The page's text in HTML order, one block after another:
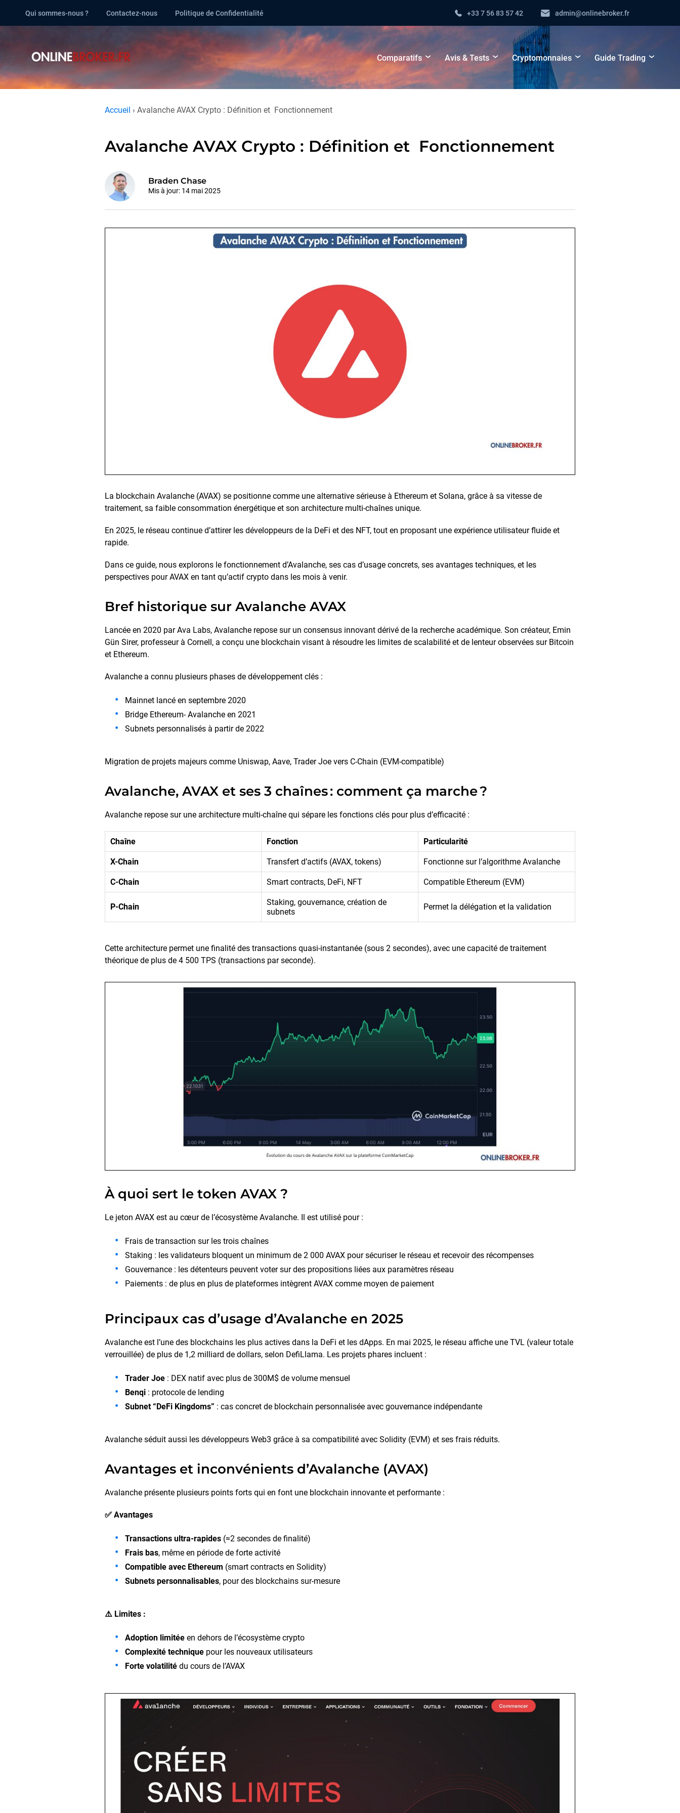
Qui sommes-nous ? Contactez-nous Politique de Confidentialité +33 7 56 83 57 42 admin@onlinebroker.fr
Comparatifs Avis & Tests Cryptomonnaies Guide Trading
Accueil › Avalanche AVAX Crypto : Définition et Fonctionnement
Avalanche AVAX Crypto : Définition et Fonctionnement
Braden Chase
Mis à jour: 14 mai 2025
La blockchain Avalanche (AVAX) se positionne comme une alternative sérieuse à Ethereum et Solana, grâce à sa vitesse de
traitement, sa faible consommation énergétique et son architecture multi-chaînes unique.
En 2025, le réseau continue d’attirer les développeurs de la DeFi et des NFT, tout en proposant une expérience utilisateur fluide et
rapide.
Dans ce guide, nous explorons le fonctionnement d’Avalanche, ses cas d’usage concrets, ses avantages techniques, et les
perspectives pour AVAX en tant qu’actif crypto dans les mois à venir.
Bref historique sur Avalanche AVAX
Lancée en 2020 par Ava Labs, Avalanche repose sur un consensus innovant dérivé de la recherche académique. Son créateur, Emin
Gün Sirer, professeur à Cornell, a conçu une blockchain visant à résoudre les limites de scalabilité et de lenteur observées sur Bitcoin
et Ethereum.
Avalanche a connu plusieurs phases de développement clés :
Mainnet lancé en septembre 2020
Bridge Ethereum- Avalanche en 2021
Subnets personnalisés à partir de 2022
Migration de projets majeurs comme Uniswap, Aave, Trader Joe vers C-Chain (EVM-compatible)
Avalanche, AVAX et ses 3 chaînes : comment ça marche ?
Avalanche repose sur une architecture multi-chaîne qui sépare les fonctions clés pour plus d’efficacité :
Chaîne Fonction Particularité
X-Chain Transfert d’actifs (AVAX, tokens) Fonctionne sur l’algorithme Avalanche
C-Chain Smart contracts, DeFi, NFT Compatible Ethereum (EVM)
P-Chain
Staking, gouvernance, création de
subnets
Permet la délégation et la validation
Cette architecture permet une finalité des transactions quasi-instantanée (sous 2 secondes), avec une capacité de traitement
théorique de plus de 4 500 TPS (transactions par seconde).
À quoi sert le token AVAX ?
Le jeton AVAX est au cœur de l’écosystème Avalanche. Il est utilisé pour :
Frais de transaction sur les trois chaînes
Staking : les validateurs bloquent un minimum de 2 000 AVAX pour sécuriser le réseau et recevoir des récompenses
Gouvernance : les détenteurs peuvent voter sur des propositions liées aux paramètres réseau
Paiements : de plus en plus de plateformes intègrent AVAX comme moyen de paiement
Principaux cas d’usage d’Avalanche en 2025
Avalanche est l’une des blockchains les plus actives dans la DeFi et les dApps. En mai 2025, le réseau affiche une TVL (valeur totale
verrouillée) de plus de 1,2 milliard de dollars, selon DefiLlama. Les projets phares incluent :
Trader Joe : DEX natif avec plus de 300M$ de volume mensuel
Benqi : protocole de lending
Subnet “DeFi Kingdoms” : cas concret de blockchain personnalisée avec gouvernance indépendante
Avalanche séduit aussi les développeurs Web3 grâce à sa compatibilité avec Solidity (EVM) et ses frais réduits.
Avantages et inconvénients d’Avalanche (AVAX)
Avalanche présente plusieurs points forts qui en font une blockchain innovante et performante :
✅ Avantages
Transactions ultra-rapides (≈2 secondes de finalité)
Frais bas, même en période de forte activité
Compatible avec Ethereum (smart contracts en Solidity)
Subnets personnalisables, pour des blockchains sur-mesure
⚠️ Limites :
Adoption limitée en dehors de l’écosystème crypto
Complexité technique pour les nouveaux utilisateurs
Forte volatilité du cours de l’AVAX